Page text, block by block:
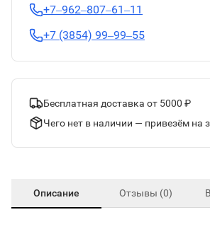
+7‒962‒807‒61‒11
+7 (3854) 99‒99‒55
Бесплатная доставка от 5000 ₽
Чего нет в наличии — привезём на
Описание Отзывы (0)